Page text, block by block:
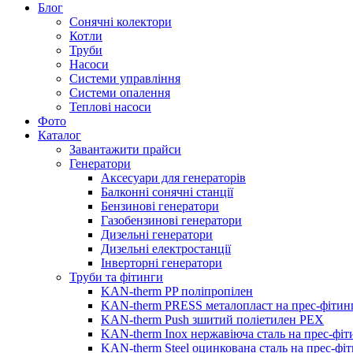
Блог
Сонячні колектори
Котли
Труби
Насоси
Системи управління
Системи опалення
Теплові насоси
Фото
Каталог
Завантажити прайси
Генератори
Аксесуари для генераторів
Балконні сонячні станції
Бензинові генератори
Газобензинові генератори
Дизельні генератори
Дизельні електростанції
Інверторні генератори
Труби та фітинги
KAN-therm PP поліпропілен
KAN-therm PRESS металопласт на прес-
KAN-therm Push зшитий поліетилен PEX
KAN-therm Inox нержавіюча сталь на прес-
KAN-therm Steel оцинкована сталь на прес-